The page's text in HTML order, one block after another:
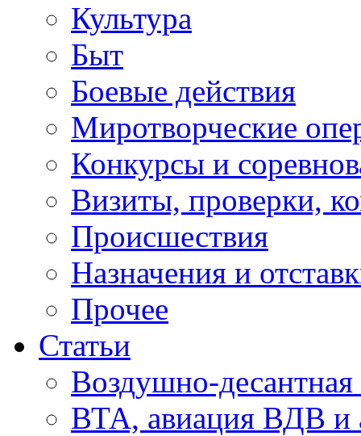
Культура
Быт
Боевые действия
Миротворческие
Конкурсы и
Визиты, проверки,
Происшествия
Назначения и
Прочее
Статьи
Воздушно-десантная
ВТА, авиация ВДВ и